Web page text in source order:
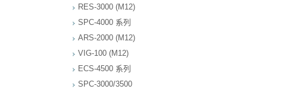
RES-3000 (M12)
SPC-4000 系列
ARS-2000 (M12)
VIG-100 (M12)
ECS-4500 系列
SPC-3000/3500